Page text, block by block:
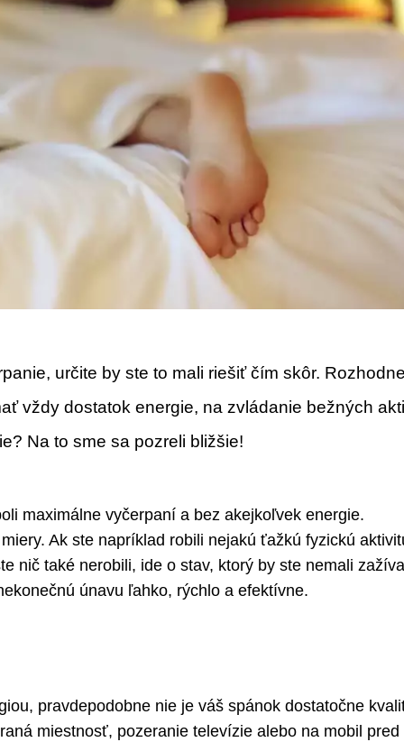
určite by ste to mali riešiť čím skôr.
vždy dostatok energie, na zvládanie bežných
Na to sme sa pozreli bližšie!
maximálne vyčerpaní a bez akejkoľvek energie.
Ak ste napríklad robili nejakú ťažkú fyzickú
nič také nerobili, ide o stav, ktorý by ste nemali
únavu ľahko, rýchlo a efektívne.
pravdepodobne nie je váš spánok dostatočne
miestnosť, pozeranie televízie alebo na mobil pred